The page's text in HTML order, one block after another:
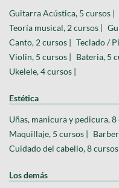
Guitarra Acústica, 5 cursos |
Teoría musical, 2 cursos |
Canto, 2 cursos | Teclado /
Violin, 5 cursos | Bateria, 5
Ukelele, 4 cursos |
Estética
Uñas, manicura y pedicura, 8
Maquillaje, 5 cursos |
Cuidado del cabello, 8
Los demás